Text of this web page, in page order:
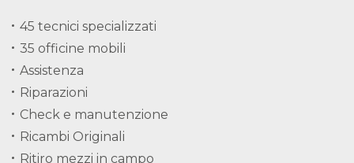
45 tecnici specializzati
35 officine mobili
Assistenza
Riparazioni
Check e manutenzione
Ricambi Originali
Ritiro mezzi in campo